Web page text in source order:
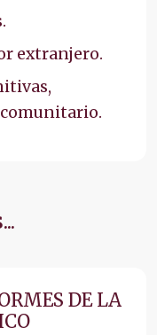
extranjero.
DE LA